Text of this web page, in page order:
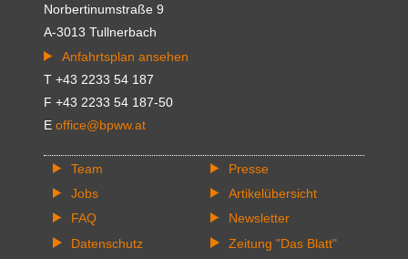
Norbertinumstraße 9
A-3013 Tullnerbach
Anfahrtsplan ansehen
T +43 2233 54 187
F +43 2233 54 187-50
E office@bpww.at
Team
Jobs
FAQ
Datenschutz
Presse
Artikelübersicht
Newsletter
Zeitung "Das Blatt"